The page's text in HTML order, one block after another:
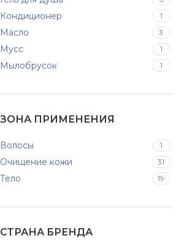
Кондиционер 1
Масло 3
Мусс 1
Мылобрусок 1
ЗОНА ПРИМЕНЕНИЯ
Волосы 1
Очищение кожи 31
Тело 19
СТРАНА БРЕНДА